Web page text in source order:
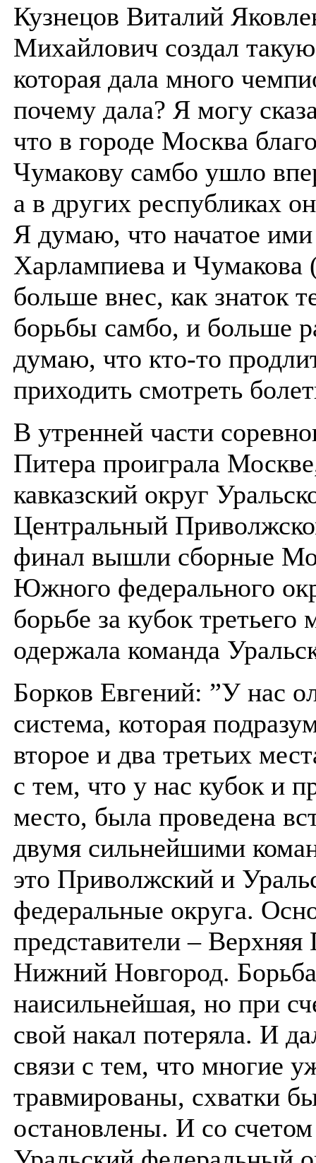
Кузнецов Виталий
Михайлович создал
которая дала много
почему дала? Я могу
что в городе Москва
Чумакову самбо ушло
а в других республиках
Я думаю, что начатое
Харлампиева и Чумакова
больше внес, как знаток
борьбы самбо, и больше
думаю, что кто-то
приходить смотреть
В утренней части
Питера проиграла
кавказский округ
Центральный
финал вышли сборные
Южного федерального
борьбе за кубок третьего
одержала команда
Борков Евгений: ”У нас
система, которая
второе и два третьих
с тем, что у нас кубок и
место, была проведена
двумя сильнейшими
это Приволжский и
федеральные округа.
представители –
Нижний Новгород.
наисильнейшая, но при
свой накал потеряла. И
связи с тем, что многие
травмированы, схватки
остановлены. И со